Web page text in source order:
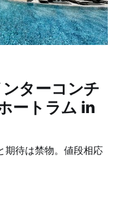
ンターコンチ
ートラム in
期待は禁物。値段相応